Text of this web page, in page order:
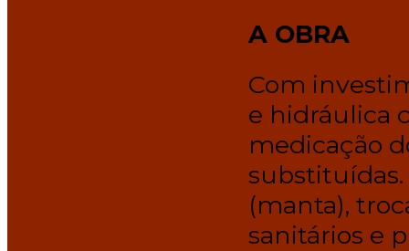
A OBRA
Com
e hidráulica
medicação
(manta),
sanitários e